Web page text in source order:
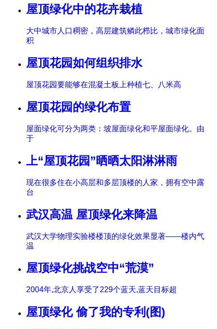
屋顶绿化中的花卉栽植
大中城市人口稠密，高层建筑鳞此栉比，城市绿化面
积
屋顶花园如何组织排水
屋顶花园要能够在混凝土板上种植七、八米高
屋顶花园的绿化布置
屋面绿化可分为两类：坡屋面绿化和平屋面绿化。由
于
上“屋顶花园”晒晒太阳淋淋雨
现在很多住在小高层和多层顶楼的人家，拥有空中露
台
武汉高温 屋顶绿化来降温
武汉大学物理实验楼楼顶的绿化效果显著——楼内气
温
屋顶绿化挑战空中“荒漠”
2004年,北京人享受了229个蓝天,蓝天目标超
屋顶绿化 偷了我的专利(图)